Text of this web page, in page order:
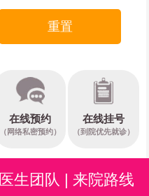
重置
在线预约
（网络私密预约）
在线挂号
（到院优先就诊）
医生团队 | 来院路线